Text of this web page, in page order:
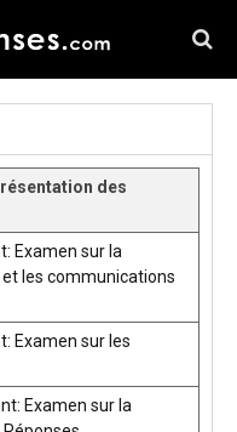
des
Examen sur la
les communications
Examen sur les
Examen sur la